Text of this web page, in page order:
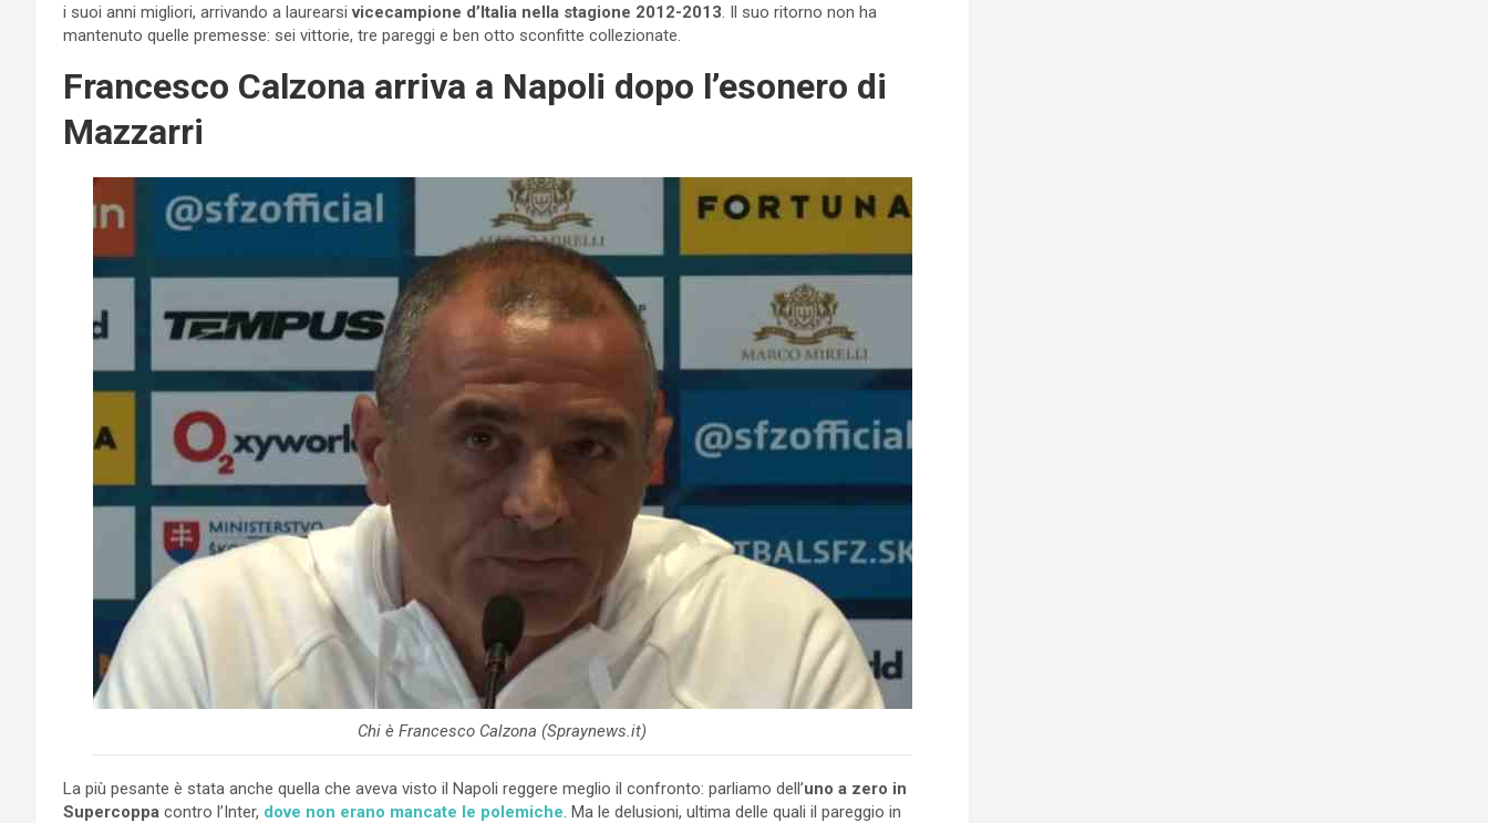
i suoi anni migliori, arrivando a laurearsivicecampione d’Italia nella stagione 2012-2013 . Il suo ritorno non ha
mantenuto quelle premesse: sei vittorie, tre pareggi e ben otto sconfitte collezionate.
Francesco Calzona arriva a Napoli dopo l’esonero di
Mazzarri
Chi è Francesco Calzona (Spraynews.it)
La più pesante è stata anche quella che aveva visto il Napoli reggere meglio il confronto: parliamo dell’uno a zero in
Supercoppa contro l’Inter, dove non erano mancate le polemiche . Ma le delusioni, ultima delle quali il pareggio in